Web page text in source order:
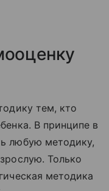
тем, кто
В принципе в
любую методику,
Только
методика